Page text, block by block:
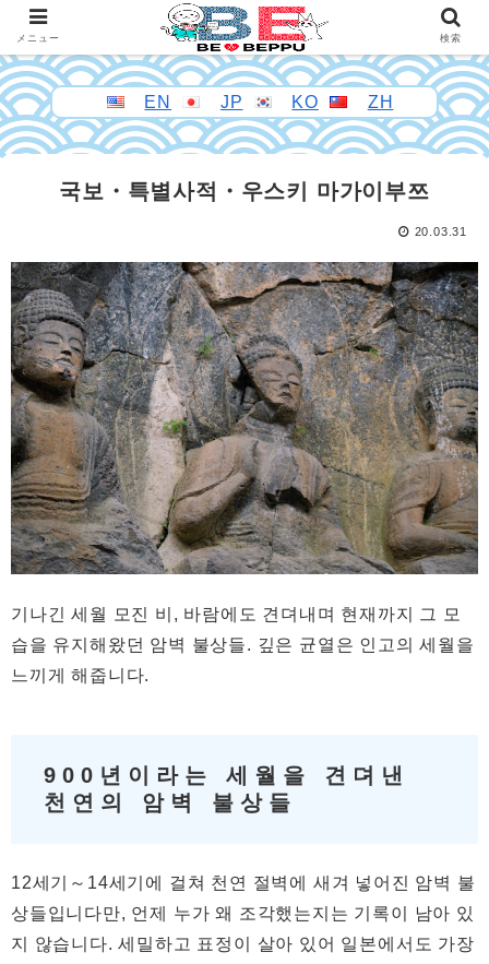
EN JP KO ZH
국보・특별사적・우스키 마가이부쯔
20.03.31
기나긴 세월 모진 비, 바람에도 견뎌내며 현재까지 그 모
습을 유지해왔던 암벽 불상들. 깊은 균열은 인고의 세월을
느끼게 해줍니다.
900년이라는 세월을 견뎌낸
천연의 암벽 불상들
12세기～14세기에 걸쳐 천연 절벽에 새겨 넣어진 암벽 불
상들입니다만, 언제 누가 왜 조각했는지는 기록이 남아 있
지 않습니다. 세밀하고 표정이 살아 있어 일본에서도 가장
メニュー 検索